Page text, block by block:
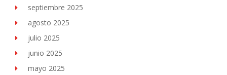
septiembre 2025
agosto 2025
julio 2025
junio 2025
mayo 2025